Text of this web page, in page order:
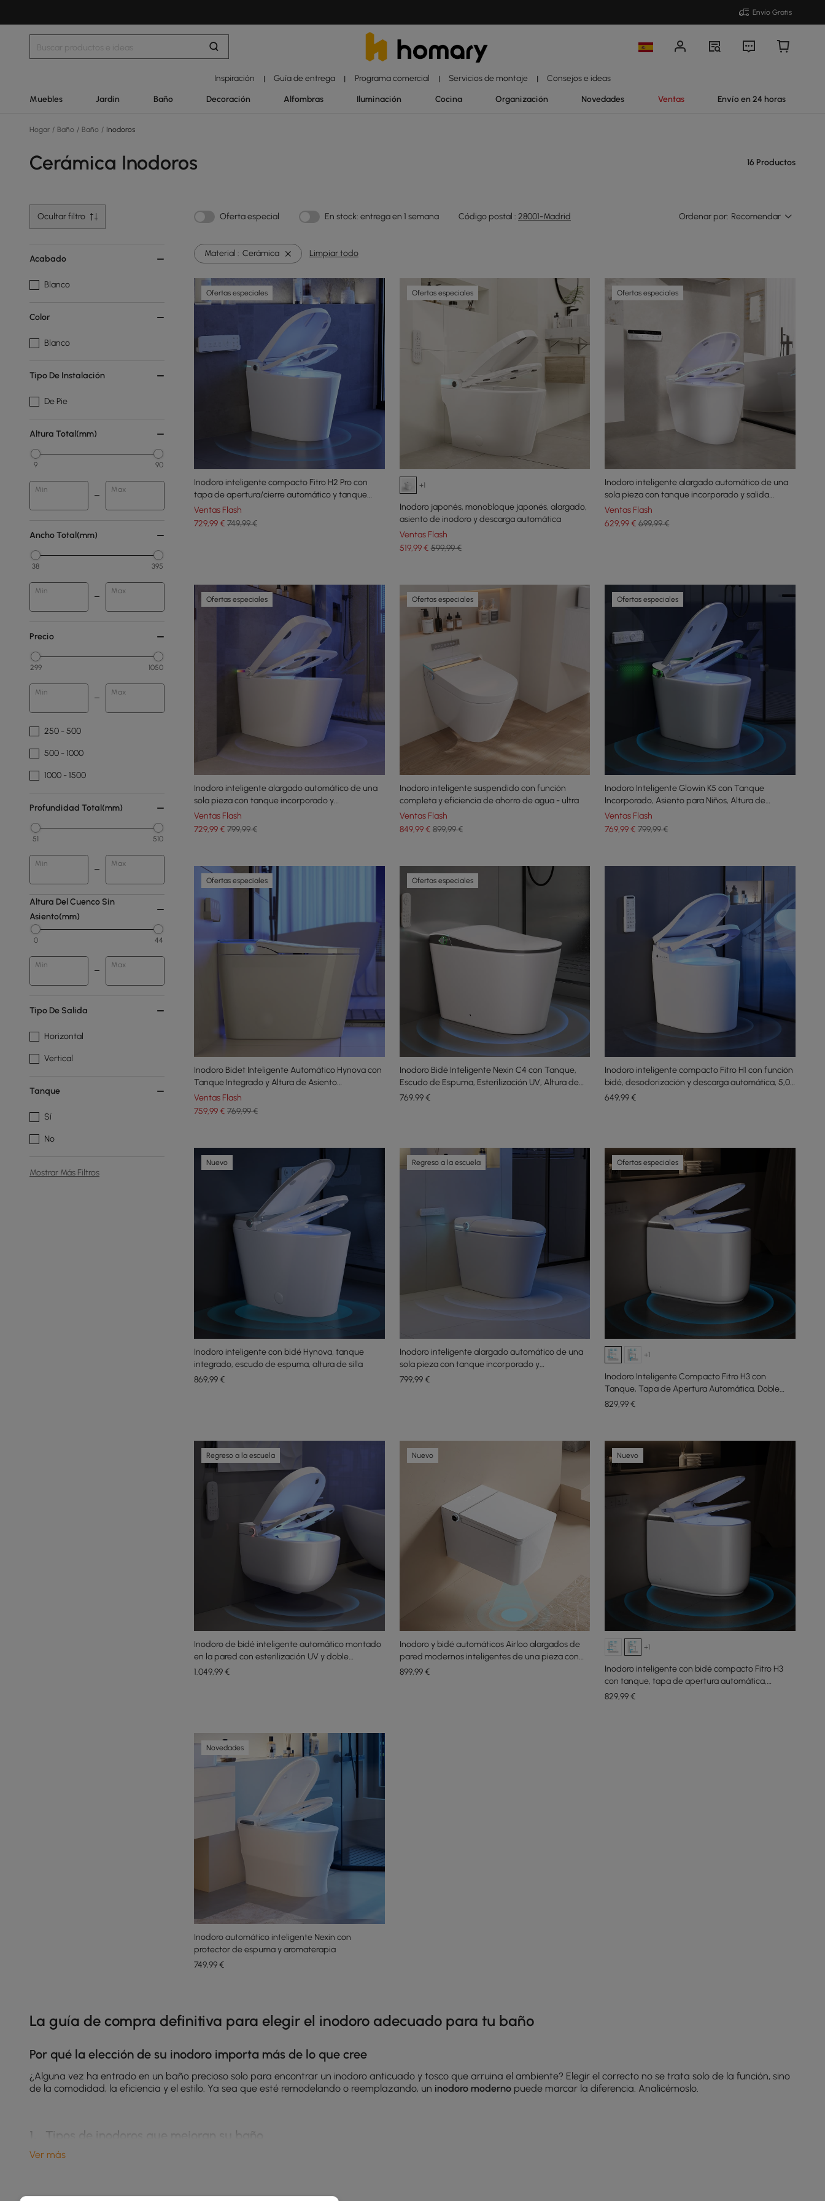
Envío Gratis
Inspiración | Guía de entrega | Programa comercial | Servicios de montaje | Consejos e ideas
Muebles Jardín Baño Decoración Alfombras Iluminación Cocina Organización Novedades Ventas Envío en 24 horas
Hogar / Baño / Baño / Inodoros
Cerámica Inodoros 16 Productos
Ocultar filtro Oferta especial En stock: entrega en 1 semana Código postal : 28001-Madrid Ordenar por: Recomendar
Acabado
Blanco
Color
Blanco
Tipo De Instalación
De Pie
Altura Total(mm)
9 90
Min Max
Ancho Total(mm)
38 395
Min Max
Precio
299 1050
Min Max
250 - 500
500 - 1000
1000 - 1500
Profundidad Total(mm)
51 510
Min Max
Altura Del Cuenco Sin
Asiento(mm)
0 44
Min Max
Tipo De Salida
Horizontal
Vertical
Tanque
Sí
No
Mostrar Más Filtros
Material : Cerámica Limpiar todo
Ofertas especiales
Inodoro inteligente compacto Fitro H2 Pro con
tapa de apertura/cierre automático y tanque
incorporado
Ventas Flash
729,99€ 749,99 €
Ofertas especiales
+1
Inodoro japonés, monobloque japonés, alargado,
asiento de inodoro y descarga automática
Ventas Flash
519,99€ 599,99 €
Ofertas especiales
Inodoro inteligente alargado automático de una
sola pieza con tanque incorporado y salida
horizontal
Ventas Flash
629,99€ 699,99 €
Ofertas especiales
Inodoro inteligente alargado automático de una
sola pieza con tanque incorporado y
aromaterapia
Ventas Flash
729,99€ 799,99 €
Ofertas especiales
Inodoro inteligente suspendido con función
completa y eficiencia de ahorro de agua - ultra
Ventas Flash
849,99€ 899,99 €
Ofertas especiales
Inodoro Inteligente Glowin K5 con Tanque
Incorporado, Asiento para Niños, Altura de
Asiento Confortable
Ventas Flash
769,99€ 799,99 €
Ofertas especiales
Inodoro Bidet Inteligente Automático Hynova con
Tanque Integrado y Altura de Asiento
Confortable
Ventas Flash
759,99€ 769,99 €
Ofertas especiales
Inodoro Bidé Inteligente Nexin C4 con Tanque,
Escudo de Espuma, Esterilización UV, Altura de
Silla, 48L/descarga
769,99€
Inodoro inteligente compacto Fitro H1 con función
bidé, desodorización y descarga automática, 5,0
L por descarga
649,99€
Nuevo
Inodoro inteligente con bidé Hynova, tanque
integrado, escudo de espuma, altura de silla
869,99€
Regreso a la escuela
Inodoro inteligente alargado automático de una
sola pieza con tanque incorporado y
aromaterapia
799,99€
Ofertas especiales
+1
Inodoro Inteligente Compacto Fitro H3 con
Tanque, Tapa de Apertura Automática, Doble
Descarga
829,99€
Regreso a la escuela
Inodoro de bidé inteligente automático montado
en la pared con esterilización UV y doble
descarga
1.049,99€
Nuevo
Inodoro y bidé automáticos Airloo alargados de
pared modernos inteligentes de una pieza con
asiento
899,99€
Nuevo
+1
Inodoro inteligente con bidé compacto Fitro H3
con tanque, tapa de apertura automática,
descarga doble
829,99€
Novedades
Inodoro automático inteligente Nexin con
protector de espuma y aromaterapia
749,99€
La guía de compra definitiva para elegir el inodoro adecuado para tu baño
Por qué la elección de su inodoro importa más de lo que cree
¿Alguna vez ha entrado en un baño precioso solo para encontrar un inodoro anticuado y tosco que arruina el ambiente? Elegir el correcto no se trata solo de la función, sino
de la comodidad, la eficiencia y el estilo. Ya sea que esté remodelando o reemplazando, un inodoro moderno puede marcar la diferencia. Analicémoslo.
1、Tipos de inodoros que mejoran su baño
Inodoro con bidé
Ver más